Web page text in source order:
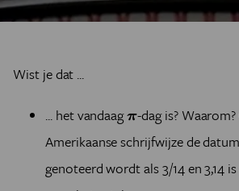
Wist je dat ...
... het vandaagπ
π-dag is?
Amerikaanse schrijfwijze de
genoteerd wordt als 3/14 en 3,14